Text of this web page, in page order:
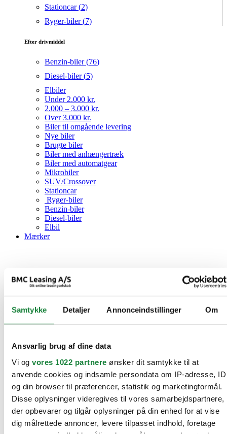
Samtykke Detaljer Annonceindstillinger Om
Ansvarlig brug af dine data
Vi og vores 1022 partnere ønsker dit samtykke til at
anvende cookies og indsamle persondata om IP-adresse, ID
og din browser til præferencer, statistik og marketingformål.
Disse oplysninger videregives til vores samarbejdspartnere,
der opbevarer og tilgår oplysninger på din enhed for at vise
dig målrettede annoncer, levere tilpasset indhold, foretage
Stationcar (2)
Ryger-biler (7)
Efter drivmiddel
Benzin-biler (76)
Diesel-biler (5)
Elbiler
Under 2.000 kr.
2.000 – 3.000 kr.
Over 3.000 kr.
Biler til omgående levering
Nye biler
Brugte biler
Biler med anhængertræk
Biler med automatgear
Mikrobiler
SUV/Crossover
Stationcar
Ryger-biler
Benzin-biler
Diesel-biler
Elbil
Mærker